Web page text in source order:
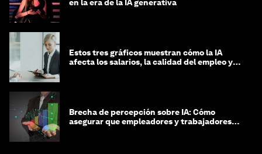
en la era de la IA generativa
Estos tres gráficos muestran cómo la IA
afecta los salarios, la calidad del empleo y
Brecha de percepción sobre IA: Cómo
asegurar que empleadores y trabajadores